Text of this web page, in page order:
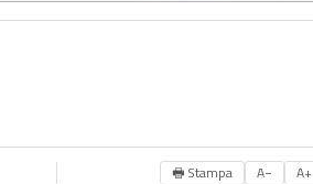
🖶 Stampa A− A+